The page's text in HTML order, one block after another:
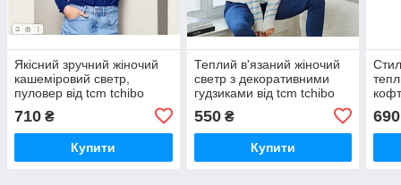
Якісний зручний жіночий
кашеміровий светр,
пуловер від tcm tchibo
710 ₴
Купити
Теплий в'язаний жіночий
светр з декоративними
гудзиками від tcm tchibo
550₴
Купити
690